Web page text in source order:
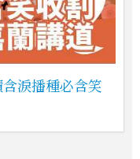
淚播種必含笑